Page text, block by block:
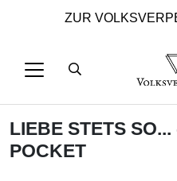
ZUR
LIEBE STETS
POCKET